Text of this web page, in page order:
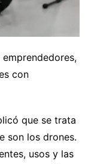
con
que se trata
son los drones.
usos y las